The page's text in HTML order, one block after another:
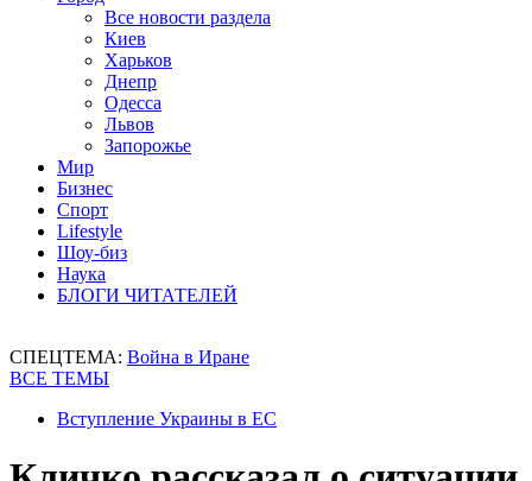
Все новости раздела
Киев
Харьков
Днепр
Одесса
Львов
Запорожье
Мир
Бизнес
Спорт
Lifestyle
Шоу-биз
Наука
БЛОГИ ЧИТАТЕЛЕЙ
СПЕЦТЕМА: Война в Иране
ВСЕ ТЕМЫ
Вступление Украины в ЕС